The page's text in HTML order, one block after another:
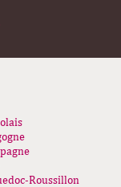
Roussillon